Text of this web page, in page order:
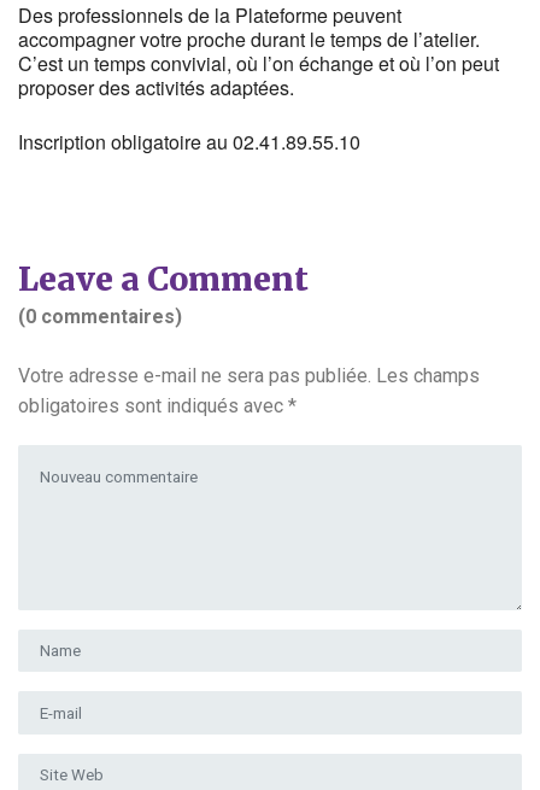
Des professionnels de la Plateforme peuvent
accompagner votre proche durant le temps de l’atelier.
C’est un temps convivial, où l’on échange et où l’on peut
proposer des activités adaptées.
Inscription obligatoire au 02.41.89.55.10
Leave a Comment
(0 commentaires)
Votre adresse e-mail ne sera pas publiée. Les champs
obligatoires sont indiqués avec *
Prénom et nom
Adresse e-mail
Site Web